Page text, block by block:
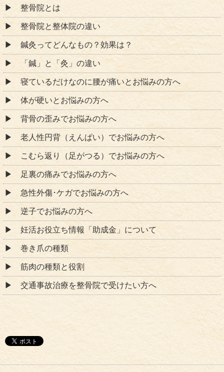
整骨院とは
整骨院と整体院の違い
鍼灸ってどんなもの？効果は？
「鍼」と「灸」の違い
寝ているだけなのに腰が痛いとお悩みの方へ
体が硬いとお悩みの方へ
背骨の歪みでお悩みの方へ
老人性円背（えんぱい）でお悩みの方へ
こむら返り（足がつる）でお悩みの方へ
足裏の痛みでお悩みの方へ
急性外傷･ケガでお悩みの方へ
逆子でお悩みの方へ
妊活お役立ち情報「助成金」について
巻き爪の種類
筋肉の種類と役割
交通事故治療を整骨院で受けたい方へ